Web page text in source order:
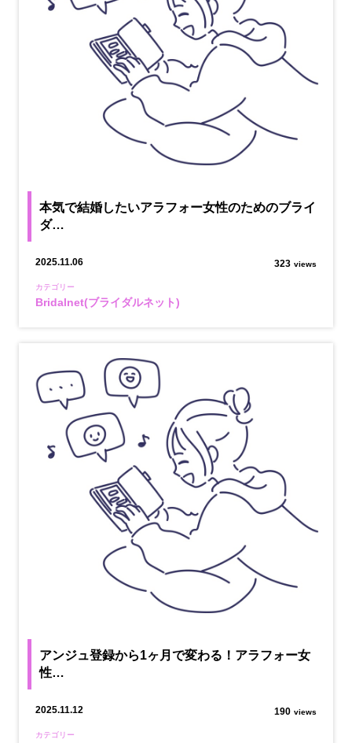
本気で結婚したいアラフォー女性のためのブライ
ダ…
2025.11.06 323 views
カテゴリー
Bridalnet(ブライダルネット)
アンジュ登録から1ヶ月で変わる！アラフォー女
性…
2025.11.12 190 views
カテゴリー